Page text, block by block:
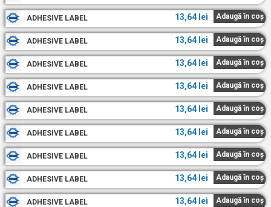
ADHESIVE LABEL 13,64 lei Adaugă în coș
ADHESIVE LABEL 13,64 lei Adaugă în coș
ADHESIVE LABEL 13,64 lei Adaugă în coș
ADHESIVE LABEL 13,64 lei Adaugă în coș
ADHESIVE LABEL 13,64 lei Adaugă în coș
ADHESIVE LABEL 13,64 lei Adaugă în coș
ADHESIVE LABEL 13,64 lei Adaugă în coș
ADHESIVE LABEL 13,64 lei Adaugă în coș
ADHESIVE LABEL 13,64 lei Adaugă în coș